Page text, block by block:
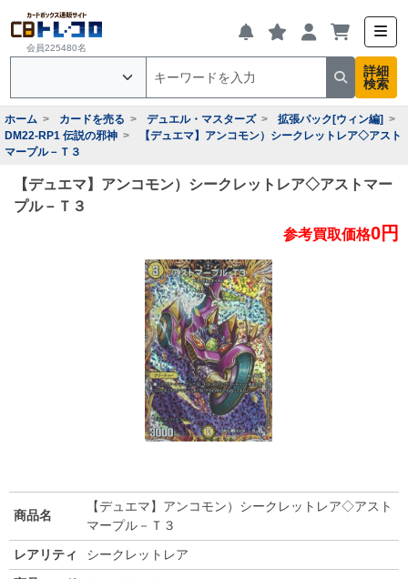
会員225480名
詳細
検索
ホーム カードを売る デュエル・マスターズ
拡張パック[ウィン編]
DM22-RP1 伝説の邪神
【デュエマ】アンコモン）シークレットレア◇アスト
マープル－Ｔ３
【デュエマ】アンコモン）シークレットレア◇アストマー
プル－Ｔ３
参考買取価格0円
商品名
【デュエマ】アンコモン）シークレットレア◇アスト
マープル－Ｔ３
レアリティ
シークレットレア